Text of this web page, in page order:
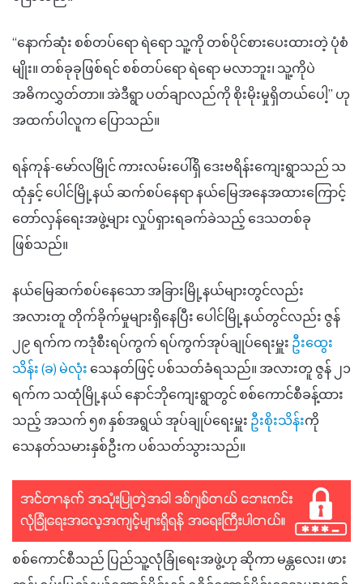
“နောက်ဆုံး စစ်တပ်ရော ရဲရော သူ့ကို တစ်ပိုင်စားပေးထားတဲ့ ပုံစံ
မျိုး။ တစ်ခုခုဖြစ်ရင် စစ်တပ်ရော ရဲရော မလာဘူး၊ သူ့ကိုပဲ
အဓိကလွှတ်တာ။ အဲဒီရွာ ပတ်ချာလည်ကို စိုးမိုးမှုရှိတယ်ပေါ့” ဟု
အထက်ပါလူက ပြောသည်။
ရန်ကုန်-မော်လမြိုင် ကားလမ်းပေါ်ရှိ ဒေးဗရိန်းကျေးရွာသည် သ
ထုံနှင့် ပေါင်မြို့နယ် ဆက်စပ်နေရာ နယ်မြေအနေအထားကြောင့်
တော်လှန်ရေးအဖွဲ့များ လှုပ်ရှားရခက်ခဲသည့် ဒေသတစ်ခု
ဖြစ်သည်။
နယ်မြေဆက်စပ်နေသော အခြားမြို့နယ်များတွင်လည်း
အလားတူ တိုက်ခိုက်မှုများရှိနေပြီး ပေါင်မြို့နယ်တွင်လည်း ဇွန်
၂၉ ရက်က ကဒုံစီးရပ်ကွက် ရပ်ကွက်အုပ်ချုပ်ရေးမှူး ဦးထွေး
သိန်း (ခ) မဲလုံး သေနတ်ဖြင့် ပစ်သတ်ခံရသည်။ အလားတူ ဇွန် ၂၁
ရက်က သထုံမြို့နယ် နောင်ဘိုကျေးရွာတွင် စစ်ကောင်စီခန့်ထား
သည့် အသက် ၅၈ နှစ်အရွယ် အုပ်ချုပ်ရေးမှူး ဦးစိုးသိန်းကို
သေနတ်သမားနှစ်ဦးက ပစ်သတ်သွားသည်။
စစ်ကောင်စီသည် ပြည်သူ့လုံခြုံရေးအဖွဲ့ဟု ဆိုကာ မန္တလေး၊ ဖား